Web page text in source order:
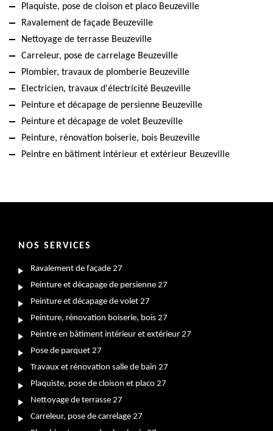
Plaquiste, pose de cloison et placo Beuzeville
Ravalement de façade Beuzeville
Nettoyage de terrasse Beuzeville
Carreleur, pose de carrelage Beuzeville
Plombier, travaux de plomberie Beuzeville
Electricien, travaux d'électricité Beuzeville
Peinture et décapage de persienne Beuzeville
Peinture et décapage de volet Beuzeville
Peinture, rénovation boiserie, bois Beuzeville
Peintre en bâtiment intérieur et extérieur Beuzeville
NOS SERVICES
Ravalement de façade 27
Peinture et décapage de persienne 27
Peinture et décapage de volet 27
Peinture, rénovation boiserie, bois 27
Peintre en bâtiment intérieur et extérieur 27
Pose de parquet 27
Travaux et rénovation salle de bain 27
Plaquiste, pose de cloison et placo 27
Nettoyage de terrasse 27
Carreleur, pose de carrelage 27